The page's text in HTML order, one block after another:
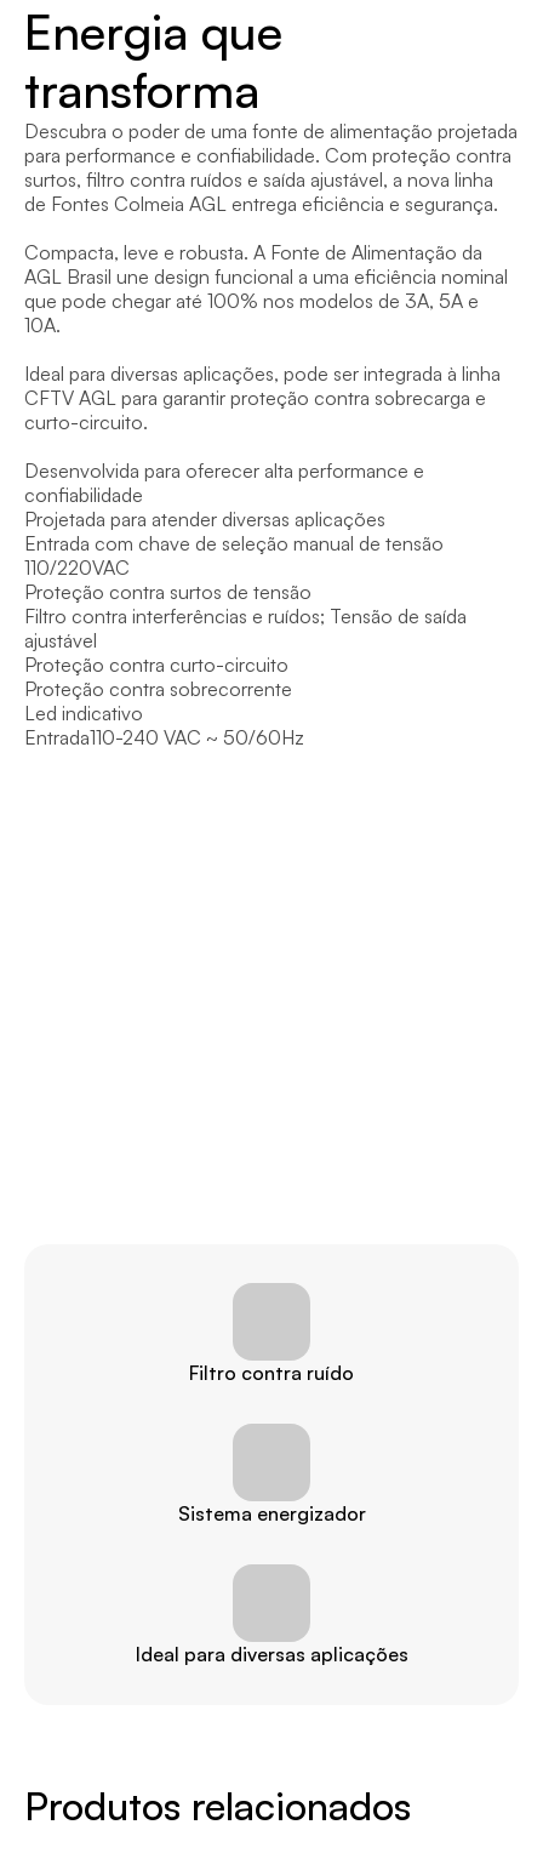
Filtro contra ruído
Sistema energizador
Ideal para diversas aplicações
Energia que
transforma
Descubra o poder de uma fonte de alimentação projetada
para performance e confiabilidade. Com proteção contra
surtos, filtro contra ruídos e saída ajustável, a nova linha
de Fontes Colmeia AGL entrega eficiência e segurança.
Compacta, leve e robusta. A Fonte de Alimentação da
AGL Brasil une design funcional a uma eficiência nominal
que pode chegar até 100% nos modelos de 3A, 5A e
10A.
Ideal para diversas aplicações, pode ser integrada à linha
CFTV AGL para garantir proteção contra sobrecarga e
curto-circuito.
Desenvolvida para oferecer alta performance e
confiabilidade
Projetada para atender diversas aplicações
Entrada com chave de seleção manual de tensão
110/220VAC
Proteção contra surtos de tensão
Filtro contra interferências e ruídos; Tensão de saída
ajustável
Proteção contra curto-circuito
Proteção contra sobrecorrente
Led indicativo
Entrada110-240 VAC ~ 50/60Hz
Produtos relacionados